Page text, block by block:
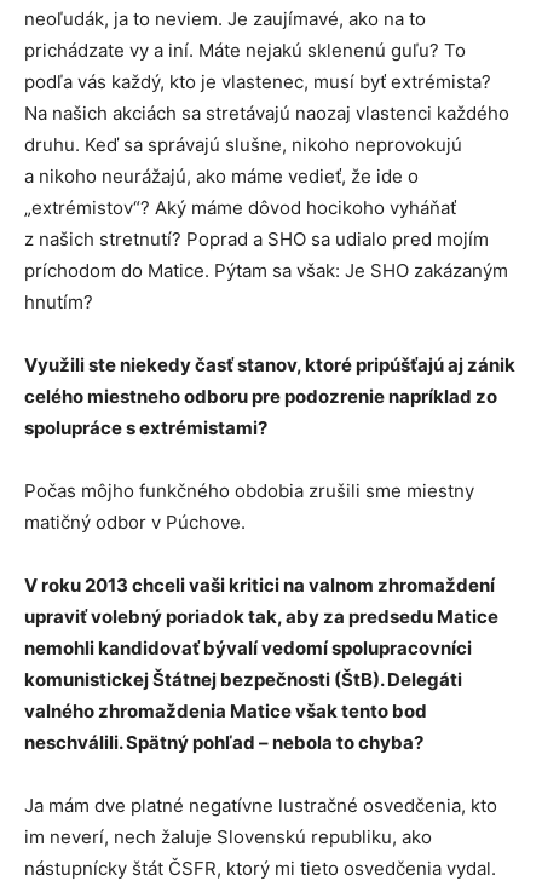
neoľudák, ja to neviem. Je zaujímavé, ako na to
prichádzate vy a iní. Máte nejakú sklenenú guľu? To
podľa vás každý, kto je vlastenec, musí byť extrémista?
Na našich akciách sa stretávajú naozaj vlastenci každého
druhu. Keď sa správajú slušne, nikoho neprovokujú
a nikoho neurážajú, ako máme vedieť, že ide o
„extrémistov“? Aký máme dôvod hocikoho vyháňať
z našich stretnutí? Poprad a SHO sa udialo pred mojím
príchodom do Matice. Pýtam sa však: Je SHO zakázaným
hnutím?
Využili ste niekedy časť stanov, ktoré pripúšťajú aj zánik
celého miestneho odboru pre podozrenie napríklad zo
spolupráce s extrémistami?
Počas môjho funkčného obdobia zrušili sme miestny
matičný odbor v Púchove.
V roku 2013 chceli vaši kritici na valnom zhromaždení
upraviť volebný poriadok tak, aby za predsedu Matice
nemohli kandidovať bývalí vedomí spolupracovníci
komunistickej Štátnej bezpečnosti (ŠtB). Delegáti
valného zhromaždenia Matice však tento bod
neschválili. Spätný pohľad – nebola to chyba?
Ja mám dve platné negatívne lustračné osvedčenia, kto
im neverí, nech žaluje Slovenskú republiku, ako
nástupnícky štát ČSFR, ktorý mi tieto osvedčenia vydal.